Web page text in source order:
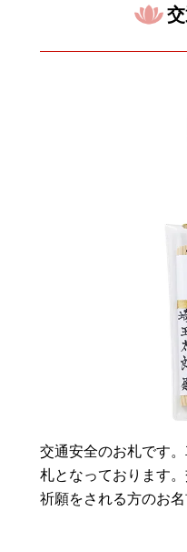
交通安全のお札です
札となっております
祈願をされる方のお名